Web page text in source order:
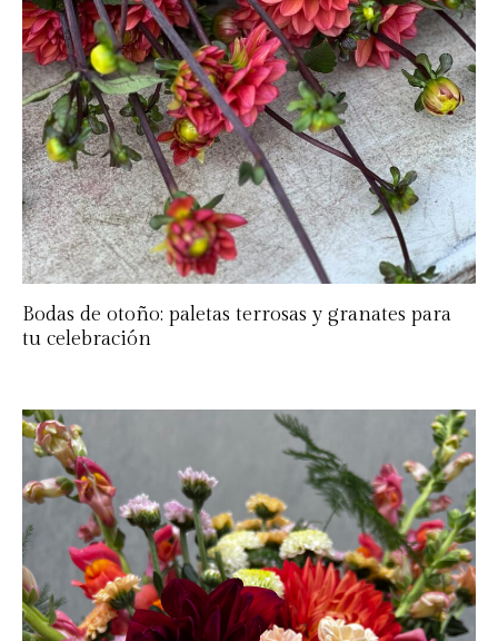
Bodas de otoño: paletas terrosas y granates para
tu celebración